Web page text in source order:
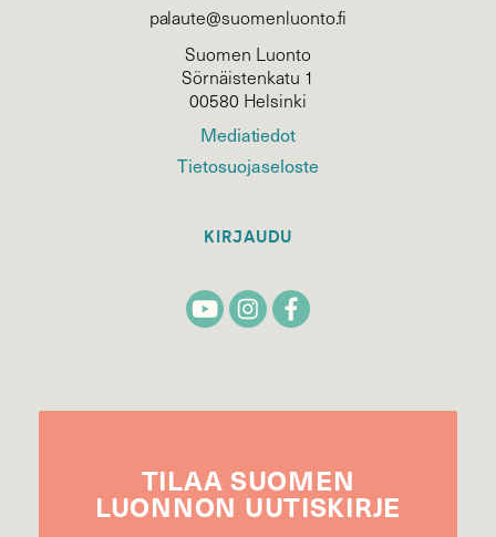
palaute@suomenluonto.fi
Suomen Luonto
Sörnäistenkatu 1
00580 Helsinki
Mediatiedot
Tietosuojaseloste
KIRJAUDU
TILAA SUOMEN
LUONNON UUTIS­KIRJE